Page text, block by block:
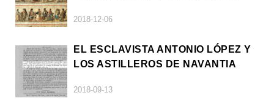
2018-12-06
EL ESCLAVISTA ANTONIO LÓPEZ Y
LOS ASTILLEROS DE NAVANTIA
2018-09-13